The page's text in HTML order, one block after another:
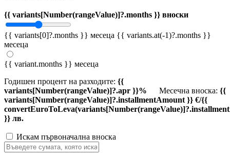
{{ variants[Number(rangeValue)]?.months }} вноски
{{ variants[0]?.months }} месеца {{ variants.at(-1)?.months }}
месеца
{{ variant.months }} месеца
Годишен процент на разходите: {{
variants[Number(rangeValue)]?.apr }}%
Месечна вноска: {{
variants[Number(rangeValue)]?.installmentAmount }} €/{{
}} лв.
Искам първоначална вноска